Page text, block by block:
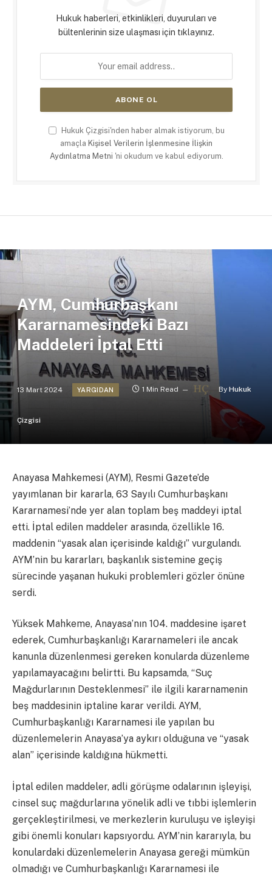
Hukuk haberleri, etkinlikleri, duyuruları ve
bültenlerinin size ulaşması için tıklayınız.
Hukuk Çizgisi'nden haber almak istiyorum, bu
amaçla Kişisel Verilerin İşlenmesine İlişkin
Aydınlatma Metni 'ni okudum ve kabul ediyorum.
AYM, Cumhurbaşkanı
Kararnamesindeki Bazı
Maddeleri İptal Etti
13 Mart 2024 YARGIDAN 1 Min Read By Hukuk
Çizgisi
Anayasa Mahkemesi (AYM), Resmi Gazete’de
yayımlanan bir kararla, 63 Sayılı Cumhurbaşkanı
Kararnamesi’nde yer alan toplam beş maddeyi iptal
etti. İptal edilen maddeler arasında, özellikle 16.
maddenin “yasak alan içerisinde kaldığı” vurgulandı.
AYM’nin bu kararları, başkanlık sistemine geçiş
sürecinde yaşanan hukuki problemleri gözler önüne
serdi.
Yüksek Mahkeme, Anayasa’nın 104. maddesine işaret
ederek, Cumhurbaşkanlığı Kararnameleri ile ancak
kanunla düzenlenmesi gereken konularda düzenleme
yapılamayacağını belirtti. Bu kapsamda, “Suç
Mağdurlarının Desteklenmesi” ile ilgili kararnamenin
beş maddesinin iptaline karar verildi. AYM,
Cumhurbaşkanlığı Kararnamesi ile yapılan bu
düzenlemelerin Anayasa’ya aykırı olduğuna ve “yasak
alan” içerisinde kaldığına hükmetti.
İptal edilen maddeler, adli görüşme odalarının işleyişi,
cinsel suç mağdurlarına yönelik adli ve tıbbi işlemlerin
gerçekleştirilmesi, ve merkezlerin kuruluşu ve işleyişi
gibi önemli konuları kapsıyordu. AYM’nin kararıyla, bu
konulardaki düzenlemelerin Anayasa gereği mümkün
olmadığı ve Cumhurbaşkanlığı Kararnamesi ile